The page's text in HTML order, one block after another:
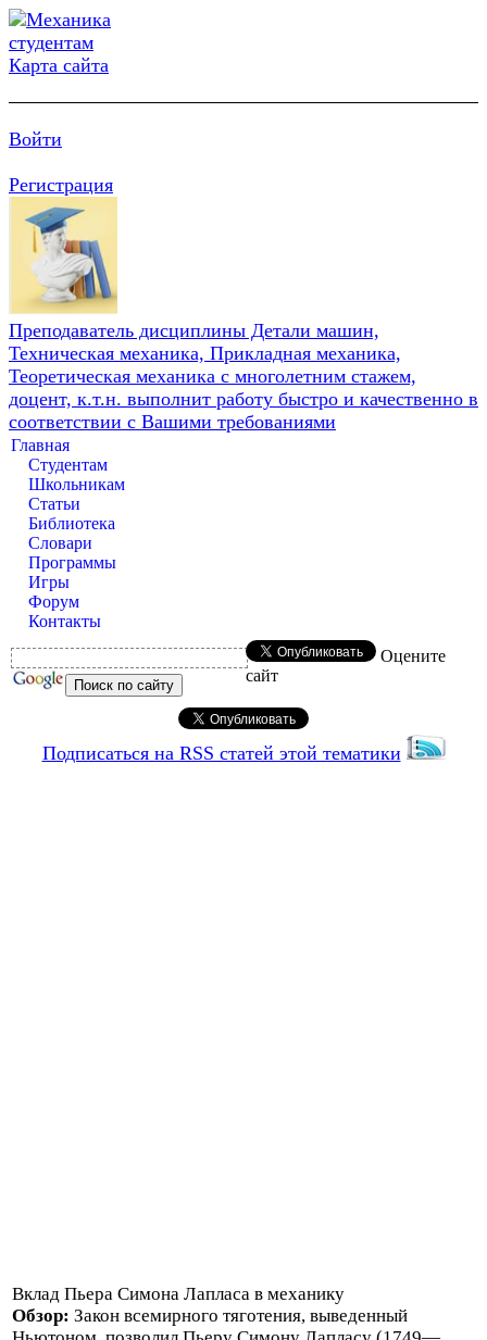
Карта сайта
Войти
Регистрация
Преподаватель дисциплины Детали машин,
Техническая механика, Прикладная механика,
Теоретическая механика с многолетним стажем,
доцент, к.т.н. выполнит работу быстро и качественно в
соответствии с Вашими требованиями
Главная
Студентам
Школьникам
Статьи
Библиотека
Словари
Программы
Игры
Форум
Контакты
Оцените
сайт
Подписаться на RSS статей этой тематики
Вклад Пьера Симона Лапласа в механику
Обзор: Закон всемирного тяготения, выведенный